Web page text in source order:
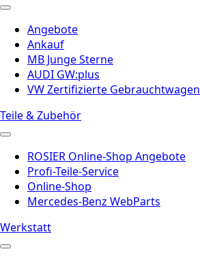
Angebote
Ankauf
MB Junge Sterne
AUDI GW:plus
VW Zertifizierte Gebrauchtwagen
Teile & Zubehör
ROSIER Online-Shop Angebote
Profi-Teile-Service
Online-Shop
Mercedes-Benz WebParts
Werkstatt